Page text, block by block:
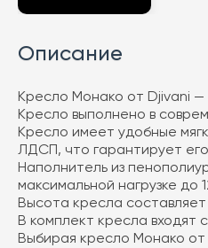
Описание
Кресло Монако от Djivani
Кресло выполнено в
Кресло имеет удобные
ЛДСП, что гарантирует
Наполнитель из
максимальной нагрузке до
Высота кресла
В комплект кресла входят
Выбирая кресло Монако от